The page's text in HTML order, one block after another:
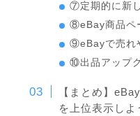
⑦定期的に新
⑧eBay商品ペ
⑨eBayで売れ
⑩出品アップ
【まとめ】
を上位表示しよ